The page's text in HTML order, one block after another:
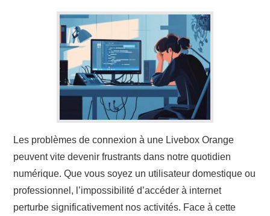
Les problèmes de connexion à une Livebox Orange
peuvent vite devenir frustrants dans notre quotidien
numérique. Que vous soyez un utilisateur domestique ou
professionnel, l’impossibilité d’accéder à internet
perturbe significativement nos activités. Face à cette